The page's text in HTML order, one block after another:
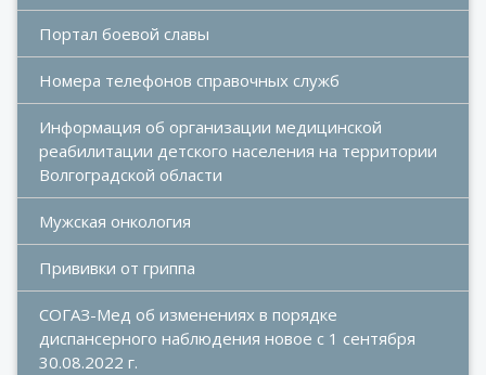
Портал боевой славы
Номера телефонов справочных служб
Информация об организации медицинской
реабилитации детского населения на территории
Волгоградской области
Мужская онкология
Прививки от гриппа
СОГАЗ-Мед об изменениях в порядке
диспансерного наблюдения новое с 1 сентября
30.08.2022 г.